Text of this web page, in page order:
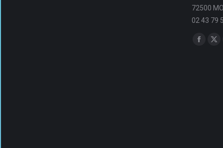
DES LIVRES ET VOUS du jeudi 18 décembre - La
DES LIVRES ET VOUS du jeudi 11 décembre - Dans la
DES LIVRES ET VOUS du jeudi 11 septembre - Les
72500
02 43 79
Trouvez
X